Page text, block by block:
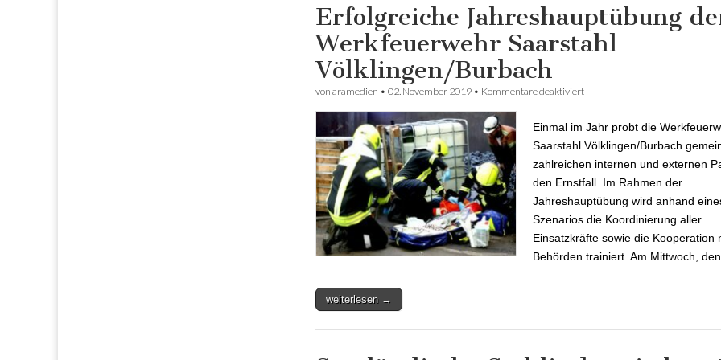
Erfolgreiche Jahreshauptübung
Werkfeuerwehr Saarstahl
Völklingen/Burbach
von aramedien • 02. November 2019 • Kommentare deaktiviert
Einmal im Jahr probt die
Saarstahl Völklingen/Burbach
zahlreichen internen und externen
den Ernstfall. Im Rahmen der
Jahreshauptübung wird anhand
Szenarios die Koordinierung aller
Einsatzkräfte sowie die Kooperation
Behörden trainiert. Am Mittwoch,
weiterlesen →